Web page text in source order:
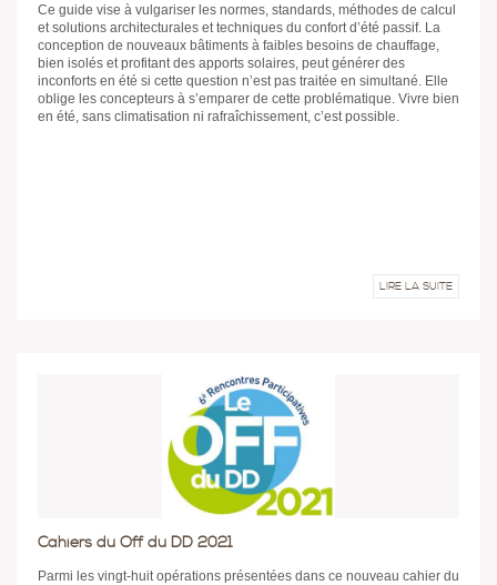
Ce guide vise à vulgariser les normes, standards, méthodes de calcul
et solutions architecturales et techniques du confort d’été passif. La
conception de nouveaux bâtiments à faibles besoins de chauffage,
bien isolés et profitant des apports solaires, peut générer des
inconforts en été si cette question n’est pas traitée en simultané. Elle
oblige les concepteurs à s’emparer de cette problématique. Vivre bien
en été, sans climatisation ni rafraîchissement, c’est possible.
LIRE LA SUITE
Cahiers du Off du DD 2021
Parmi les vingt-huit opérations présentées dans ce nouveau cahier du